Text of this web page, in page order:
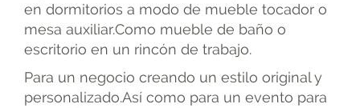
en dormitorios a modo de mueble tocador o
mesa auxiliar.Como mueble de baño o
escritorio en un rincón de trabajo.
Para un negocio creando un estilo original y
personalizado.Así como para un evento para